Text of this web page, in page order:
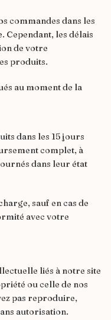
commandes dans les
Cependant, les délais
de votre
produits.
au moment de la
dans les 15 jours
complet, à
dans leur état
sauf en cas de
avec votre
liés à notre site
ou celle de nos
pas reproduire,
autorisation.